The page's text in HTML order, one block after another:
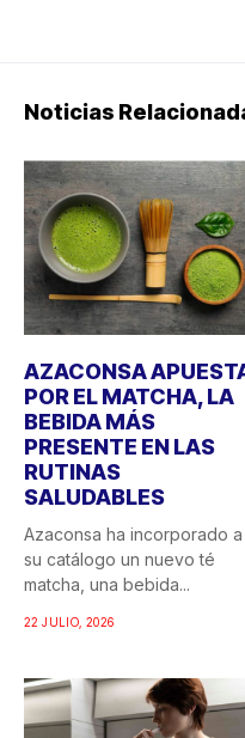
Noticias
AZACONSA
POR EL MATCHA, LA
BEBIDA MÁS
PRESENTE EN LAS
RUTINAS
SALUDABLES
Azaconsa ha incorporado a
su catálogo un nuevo té
matcha, una bebida...
22 JULIO, 2026